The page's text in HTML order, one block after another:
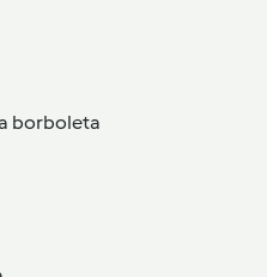
borboleta